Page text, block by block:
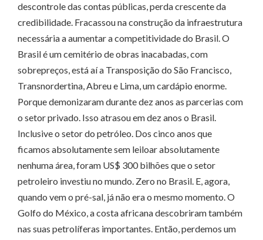
descontrole das contas públicas, perda crescente da
credibilidade. Fracassou na construção da infraestrutura
necessária a aumentar a competitividade do Brasil. O
Brasil é um cemitério de obras inacabadas, com
sobrepreços, está aí a Transposição do São Francisco,
Transnordertina, Abreu e Lima, um cardápio enorme.
Porque demonizaram durante dez anos as parcerias com
o setor privado. Isso atrasou em dez anos o Brasil.
Inclusive o setor do petróleo. Dos cinco anos que
ficamos absolutamente sem leiloar absolutamente
nenhuma área, foram US$ 300 bilhões que o setor
petroleiro investiu no mundo. Zero no Brasil. E, agora,
quando vem o pré-sal, já não era o mesmo momento. O
Golfo do México, a costa africana descobriram também
nas suas petrolíferas importantes. Então, perdemos um